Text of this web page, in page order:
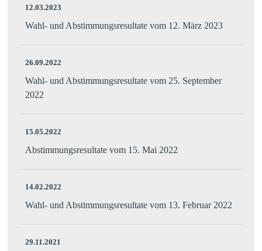
12.03.2023
Wahl- und Abstimmungsresultate vom 12. März 2023
26.09.2022
Wahl- und Abstimmungsresultate vom 25. September
2022
15.05.2022
Abstimmungsresultate vom 15. Mai 2022
14.02.2022
Wahl- und Abstimmungsresultate vom 13. Februar 2022
29.11.2021